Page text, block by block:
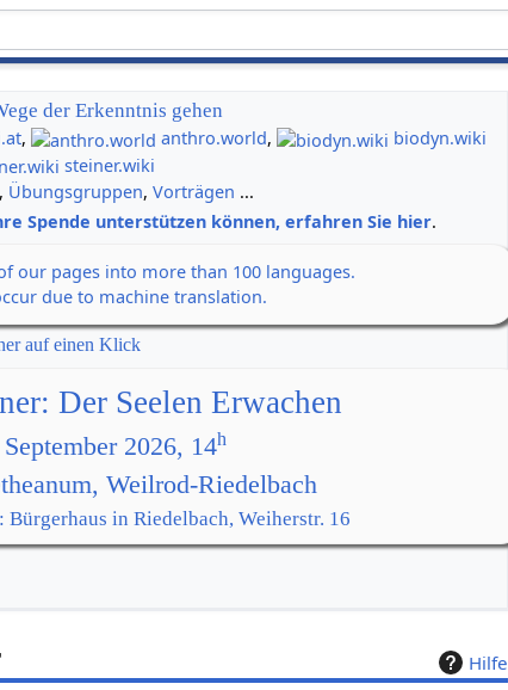
der Erkenntnis gehen
, anthro.world,
biodyn.wiki
steiner.wiki
, Übungsgruppen,Vorträgen ...
Spende unterstützen können, erfahren Sie hier.
our pages into more than 100 languages.
due to machine translation.
auf einen Klick
Der Seelen Erwachen
September 2026, 14h
Weilrod-Riedelbach
Bürgerhaus in Riedelbach, Weiherstr. 16
Hilfe